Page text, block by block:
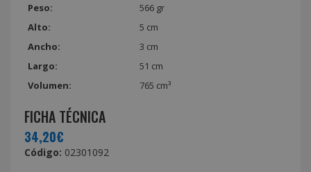
Peso:
566 gr
Alto:
5 cm
Ancho:
3 cm
Largo:
51 cm
Volumen:
765 cm³
FICHA TÉCNICA
34,20€
Código: 02301092